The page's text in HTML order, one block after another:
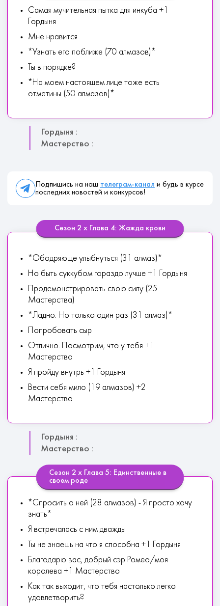
Самая мучительная пытка для инкуба +1
Гордыня
Мне нравится
*Узнать его поближе (70 алмазов)*
Ты в порядке?
*На моем настоящем лице тоже есть
отметины (50 алмазов)*
Гордыня :
Мастерство :
Подпишись на наш телеграм-канал и будь в курсе
последних новостей и конкурсов!
Сезон 2 х Глава 4: Жажда крови
*Ободряюще улыбнуться (31 алмаз)*
Но быть суккубом гораздо лучше +1 Гордыня
Продемонстрировать свою силу (25
Мастерства)
*Ладно. Но только один раз (31 алмаз)*
Попробовать сыр
Отлично. Посмотрим, что у тебя +1
Мастерство
Я пройду внутрь +1 Гордыня
Вести себя мило (19 алмазов) +2
Мастерство
Гордыня :
Мастерство :
Сезон 2 х Глава 5: Единственные в
своем роде
*Спросить о ней (28 алмазов) - Я просто хочу
знать*
Я встречалась с ним дважды
Ты не знаешь на что я способна +1 Гордыня
Благодарю вас, добрый сэр Ромео/моя
королева +1 Мастерство
Как так выходит, что тебя настолько легко
удовлетворить?